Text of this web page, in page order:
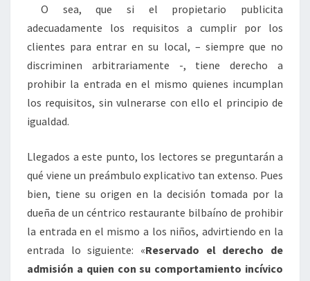
O sea, que si el propietario publicita
adecuadamente los requisitos a cumplir por los
clientes para entrar en su local, – siempre que no
discriminen arbitrariamente -, tiene derecho a
prohibir la entrada en el mismo quienes incumplan
los requisitos, sin vulnerarse con ello el principio de
igualdad.
Llegados a este punto, los lectores se preguntarán a
qué viene un preámbulo explicativo tan extenso. Pues
bien, tiene su origen en la decisión tomada por la
dueña de un céntrico restaurante bilbaíno de prohibir
la entrada en el mismo a los niños, advirtiendo en la
entrada lo siguiente: «Reservado el derecho de
admisión a quien con su comportamiento incívico